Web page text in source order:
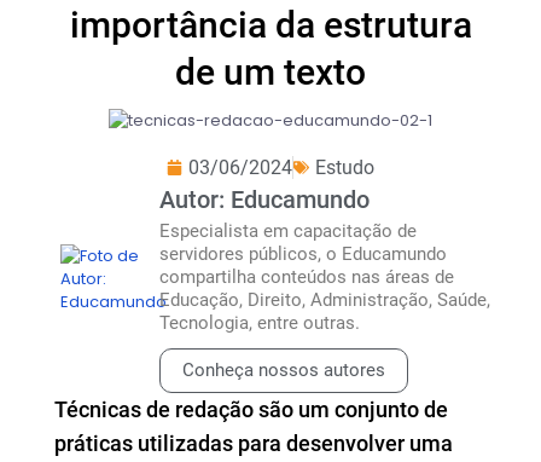
importância da estrutura
de um texto
03/06/2024 Estudo
Autor: Educamundo
Especialista em capacitação de
servidores públicos, o Educamundo
compartilha conteúdos nas áreas de
Educação, Direito, Administração, Saúde,
Tecnologia, entre outras.
Conheça nossos autores
Técnicas de redação são um conjunto de
práticas utilizadas para desenvolver uma